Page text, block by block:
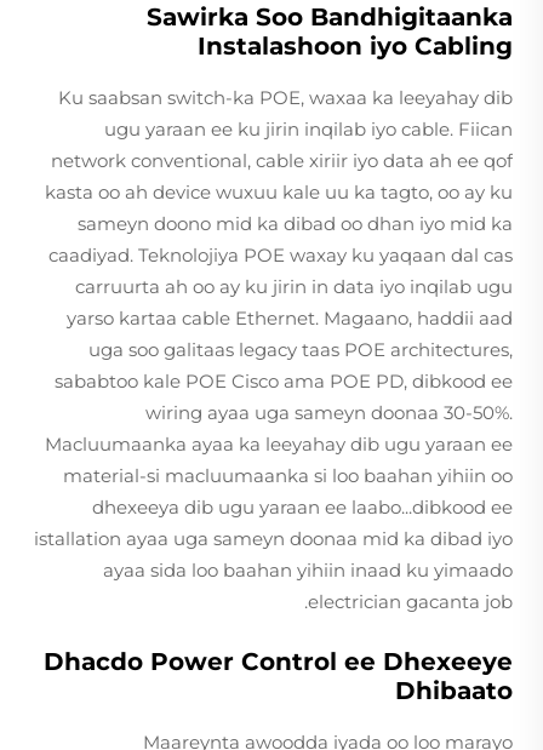
Sawirka Soo Bandhigitaanka
Instalashoon iyo Cabling
Ku saabsan switch-ka POE, waxaa ka leeyahay dib
ugu yaraan ee ku jirin inqilab iyo cable. Fiican
network conventional, cable xiriir iyo data ah ee qof
kasta oo ah device wuxuu kale uu ka tagto, oo ay ku
sameyn doono mid ka dibad oo dhan iyo mid ka
caadiyad. Teknolojiya POE waxay ku yaqaan dal cas
carruurta ah oo ay ku jirin in data iyo inqilab ugu
yarso kartaa cable Ethernet. Magaano, haddii aad
uga soo galitaas legacy taas POE architectures,
sababtoo kale POE Cisco ama POE PD, dibkood ee
wiring ayaa uga sameyn doonaa 30-50%.
Macluumaanka ayaa ka leeyahay dib ugu yaraan ee
material-si macluumaanka si loo baahan yihiin oo
dhexeeya dib ugu yaraan ee laabo...dibkood ee
istallation ayaa uga sameyn doonaa mid ka dibad iyo
ayaa sida loo baahan yihiin inaad ku yimaado
electrician gacanta job.
Dhacdo Power Control ee Dhexeeye
Dhibaato
Maareynta awoodda iyada oo loo marayo